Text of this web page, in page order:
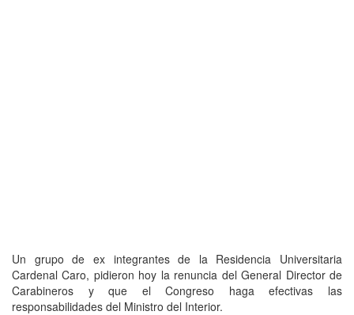
Un grupo de ex integrantes de la Residencia Universitaria
Cardenal Caro, pidieron hoy la renuncia del General Director de
Carabineros y que el Congreso haga efectivas las
responsabilidades del Ministro del Interior.